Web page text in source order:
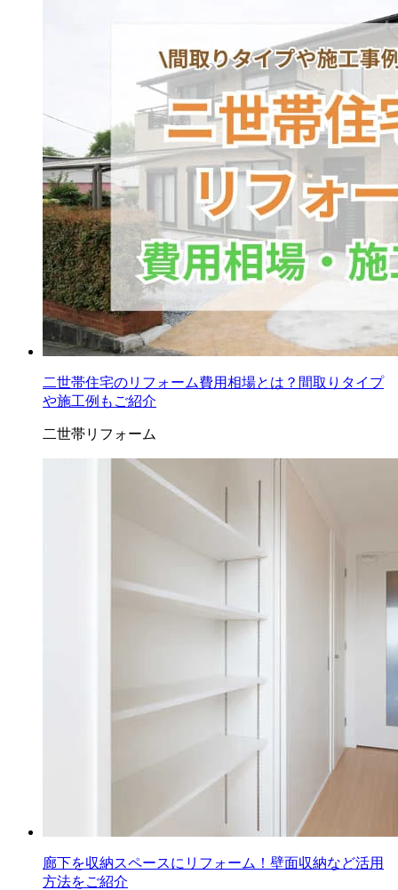
二世帯住宅のリフォーム費用相場とは？間取りタイプ
や施工例もご紹介
二世帯リフォーム
廊下を収納スペースにリフォーム！壁面収納など活用
方法をご紹介